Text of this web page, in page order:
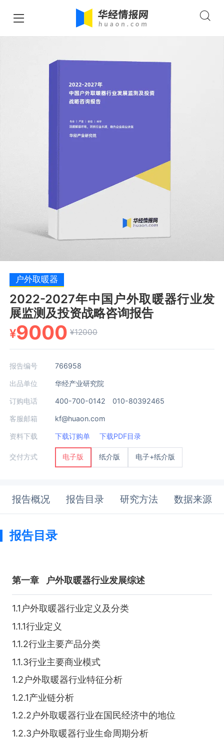
户外取暖器
2022-2027年中国户外取暖器行业发
展监测及投资战略咨询报告
¥9000 ¥12000
报告编号 766958
出品单位 华经产业研究院
订购电话 400-700-0142 010-80392465
客服邮箱 kf@huaon.com
资料下载 下载订购单 下载PDF目录
交付方式 电子版 纸介版 电子+纸介版
报告概况 报告目录 研究方法 数据来源
报告目录
第一章 户外取暖器行业发展综述
1.1户外取暖器行业定义及分类
1.1.1行业定义
1.1.2行业主要产品分类
1.1.3行业主要商业模式
1.2户外取暖器行业特征分析
1.2.1产业链分析
1.2.2户外取暖器行业在国民经济中的地位
1.2.3户外取暖器行业生命周期分析